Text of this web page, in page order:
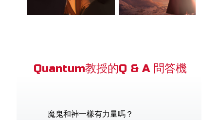
Quantum教授的Q & A 問答機
魔鬼和神一樣有力量嗎？